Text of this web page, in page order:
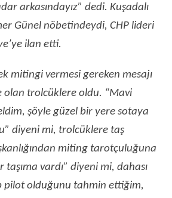
arkasındayız” dedi. Kuşadalı
Günel nöbetindeydi, CHP lideri
ilan etti.
mitingi vermesi gereken mesajı
olan trolcüklere oldu. “Mavi
şöyle güzel bir yere sotaya
diyeni mi, trolcüklere taş
miting tarotçuluğuna
vardı” diyeni mi, dahası
pilot olduğunu tahmin ettiğim,